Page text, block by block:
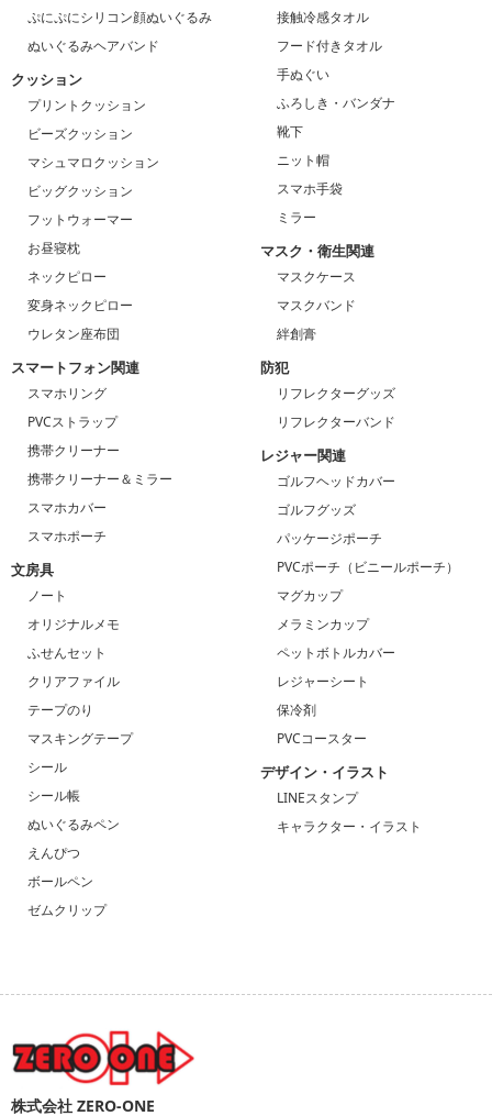
ぷにぷにシリコン顔ぬいぐるみ
ぬいぐるみヘアバンド
クッション
プリントクッション
ビーズクッション
マシュマロクッション
ビッグクッション
フットウォーマー
お昼寝枕
ネックピロー
変身ネックピロー
ウレタン座布団
スマートフォン関連
スマホリング
PVCストラップ
携帯クリーナー
携帯クリーナー＆ミラー
スマホカバー
スマホポーチ
文房具
ノート
オリジナルメモ
ふせんセット
クリアファイル
テープのり
マスキングテープ
シール
シール帳
ぬいぐるみペン
えんぴつ
ボールペン
ゼムクリップ
接触冷感タオル
フード付きタオル
手ぬぐい
ふろしき・バンダナ
靴下
ニット帽
スマホ手袋
ミラー
マスク・衛生関連
マスクケース
マスクバンド
絆創膏
防犯
リフレクターグッズ
リフレクターバンド
レジャー関連
ゴルフヘッドカバー
ゴルフグッズ
パッケージポーチ
PVCポーチ（ビニールポーチ）
マグカップ
メラミンカップ
ペットボトルカバー
レジャーシート
保冷剤
PVCコースター
デザイン・イラスト
LINEスタンプ
キャラクター・イラスト
株式会社 ZERO-ONE